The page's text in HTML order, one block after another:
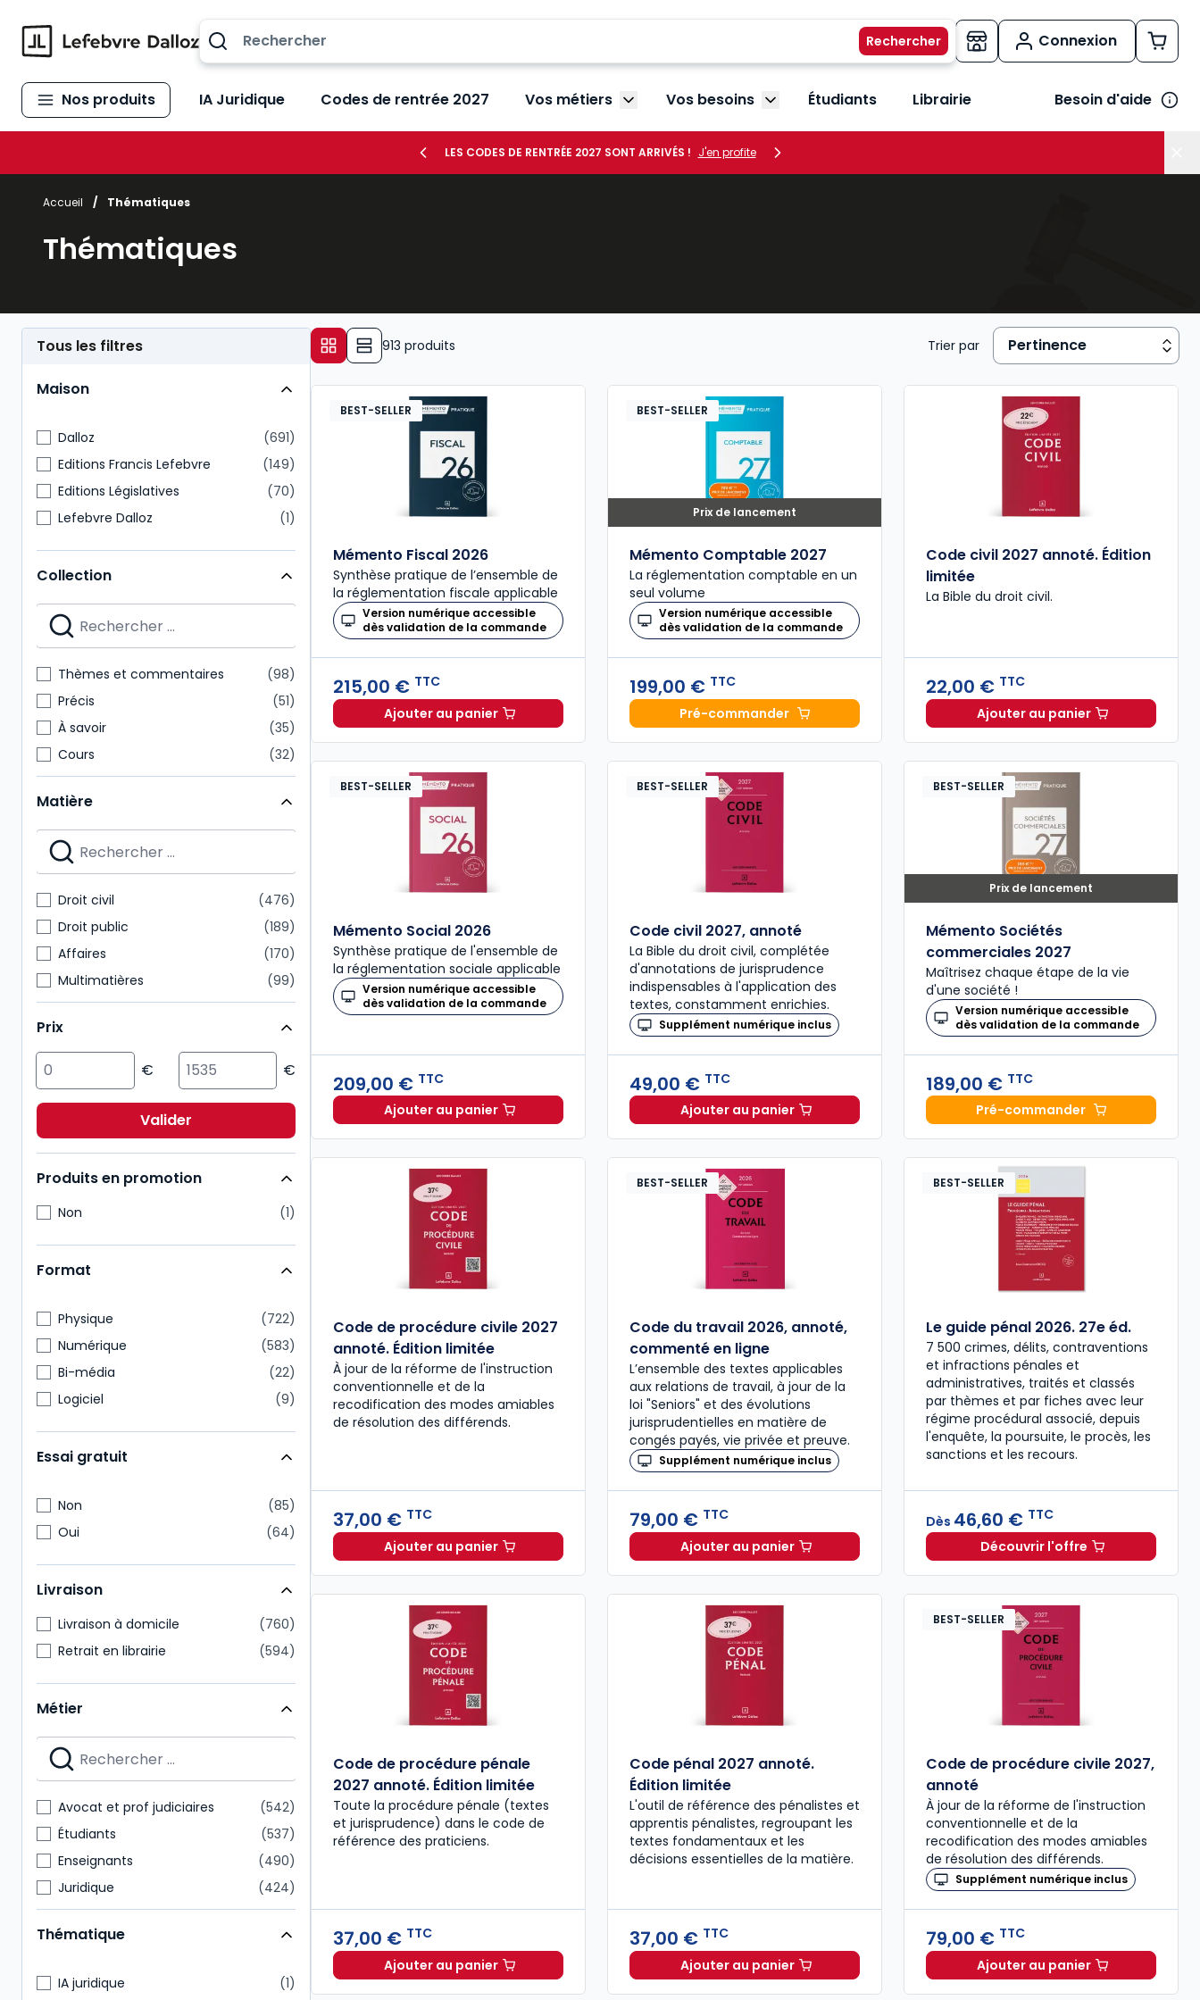
Connexion
Nos produits IA Juridique Codes de rentrée 2027 Vos métiers Afficher le sous-menu Vos métiers
Vos besoins Afficher le sous-menu Vos besoins
Étudiants Librairie Besoin d'aide
LES CODES DE RENTRÉE 2027 SONT ARRIVÉS ! J'en profite
Accueil / Thématiques
Thématiques
Tous les filtres
Maison
Dalloz
691
Editions Francis Lefebvre
149
Editions Législatives
70
Lefebvre Dalloz
1
Collection
Thèmes et commentaires
98
Précis
51
À savoir
35
Cours
32
Codes Dalloz Professionnels
29
Mémentos
28
Nouvelle Bibliothèque de Thèses
28
Dalloz Action
Matière
Droit civil
476
Droit public
189
Affaires
170
Multimatières
99
Social
99
Sciences politiques et sociales
98
92
Fiscal
85
Immobilier
54
Prix
Valider
Produits en promotion
Non 1
Format
Physique
722
Numérique
583
Bi-média
22
Logiciel
9
Essai gratuit
Non
85
Oui
64
Livraison
Livraison à domicile
760
Retrait en librairie
594
Métier
Avocat et prof judiciaires
542
Étudiants
537
Enseignants
490
Juridique
424
Notaire
218
Expert-comptable
175
Commissaire aux comptes
151
Thématique
IA juridique 1
913 produits Trier par
BEST-SELLER
Mémento Fiscal 2026
Synthèse pratique de l’ensemble de
la réglementation fiscale applicable
Version numérique accessible
dès validation de la commande
215,00 € TTC
Ajouter au panierMémento Fiscal 2026 à 215,00 € TTC
Prix de lancement
BEST-SELLER
Mémento Comptable 2027
La réglementation comptable en un
seul volume
Version numérique accessible
dès validation de la commande
199,00 € TTC
Pré-commanderMémento Comptable 2027 à 199,00 € TTC
Code civil 2027 annoté. Édition
limitée
La Bible du droit civil.
22,00 € TTC
Ajouter au panierCode civil 2027 annoté.
BEST-SELLER
Mémento Social 2026
Synthèse pratique de l'ensemble de
la réglementation sociale applicable
Version numérique accessible
dès validation de la commande
209,00 € TTC
Ajouter au panierMémento Social 2026 à 209,00 € TTC
BEST-SELLER
Code civil 2027, annoté
La Bible du droit civil, complétée
d'annotations de jurisprudence
indispensables à l'application des
textes, constamment enrichies.
Supplément numérique inclus
49,00 € TTC
Ajouter au panierCode civil 2027, annoté à 49,00 € TTC
Prix de lancement
BEST-SELLER
Mémento Sociétés
commerciales 2027
Maîtrisez chaque étape de la vie
d'une société !
Version numérique accessible
dès validation de la commande
189,00 € TTC
Pré-commanderMémento Sociétés
Code de procédure civile 2027
annoté. Édition limitée
À jour de la réforme de l'instruction
conventionnelle et de la
recodification des modes amiables
de résolution des différends.
37,00 € TTC
Ajouter au panierCode de procédure civile 2027 annoté. Édition limitée à 37,00 € TTC
BEST-SELLER
Code du travail 2026, annoté,
commenté en ligne
L’ensemble des textes applicables
aux relations de travail, à jour de la
loi "Seniors" et des évolutions
jurisprudentielles en matière de
congés payés, vie privée et preuve.
Supplément numérique inclus
79,00 € TTC
Ajouter au panierCode du travail 2026, annoté, commenté en ligne à 79,00 € TTC
BEST-SELLER
Le guide pénal 2026. 27e éd.
7 500 crimes, délits, contraventions
et infractions pénales et
administratives, traités et classés
par thèmes et par fiches avec leur
régime procédural associé, depuis
l'enquête, la poursuite, le procès, les
sanctions et les recours.
Dès 46,60 € TTC
Découvrir l'offreLe guide pénal 2026.
Code de procédure pénale
2027 annoté. Édition limitée
Toute la procédure pénale (textes
et jurisprudence) dans le code de
référence des praticiens.
37,00 € TTC
Ajouter au panierCode de procédure pénale 2027 annoté. Édition limitée à 37,00 € TTC
Code pénal 2027 annoté.
Édition limitée
L'outil de référence des pénalistes et
apprentis pénalistes, regroupant les
textes fondamentaux et les
décisions essentielles de la matière.
37,00 € TTC
Ajouter au panierCode pénal 2027 annoté. Édition limitée à 37,00 € TTC
BEST-SELLER
Code de procédure civile 2027,
annoté
À jour de la réforme de l'instruction
conventionnelle et de la
recodification des modes amiables
de résolution des différends.
Supplément numérique inclus
79,00 € TTC
Ajouter au panierCode de procédure